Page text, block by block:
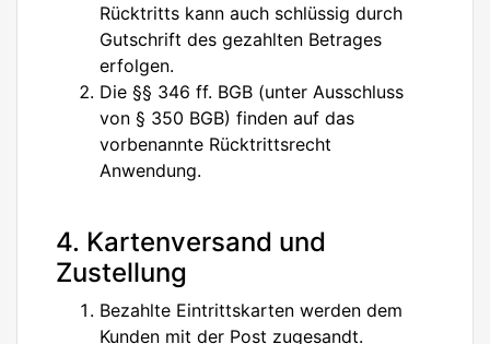
Rücktritts kann auch schlüssig durch
Gutschrift des gezahlten Betrages
erfolgen.
Die §§ 346 ff. BGB (unter Ausschluss
von § 350 BGB) finden auf das
vorbenannte Rücktrittsrecht
Anwendung.
4. Kartenversand und
Zustellung
Bezahlte Eintrittskarten werden dem
Kunden mit der Post zugesandt.